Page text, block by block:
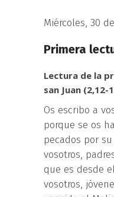
Miércoles, 30
Primera
Lectura de la
san Juan (2,12-
Os escribo a
porque se os
pecados por
vosotros,
que es desde
vosotros,